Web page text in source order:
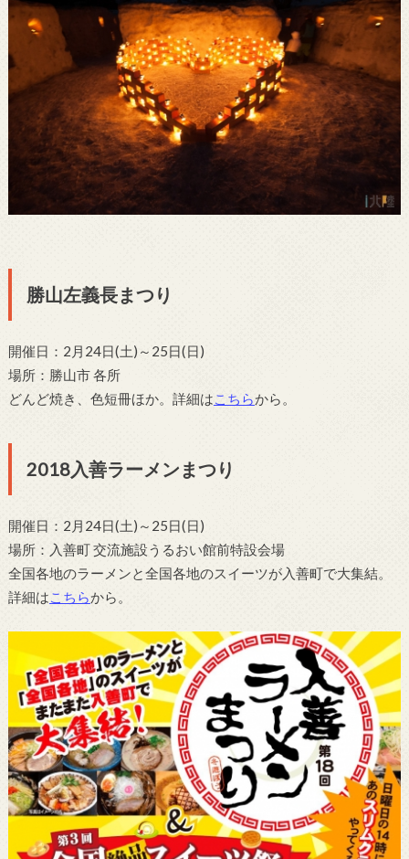
勝山左義長まつり
開催日：2月24日(土)～25日(日)
場所：勝山市 各所
どんど焼き、色短冊ほか。詳細はこちらから。
2018入善ラーメンまつり
開催日：2月24日(土)～25日(日)
場所：入善町 交流施設うるおい館前特設会場
全国各地のラーメンと全国各地のスイーツが入善町で大集結。
詳細はこちらから。